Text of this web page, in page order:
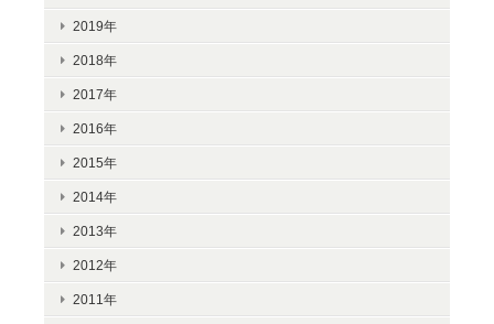
2019年
2018年
2017年
2016年
2015年
2014年
2013年
2012年
2011年